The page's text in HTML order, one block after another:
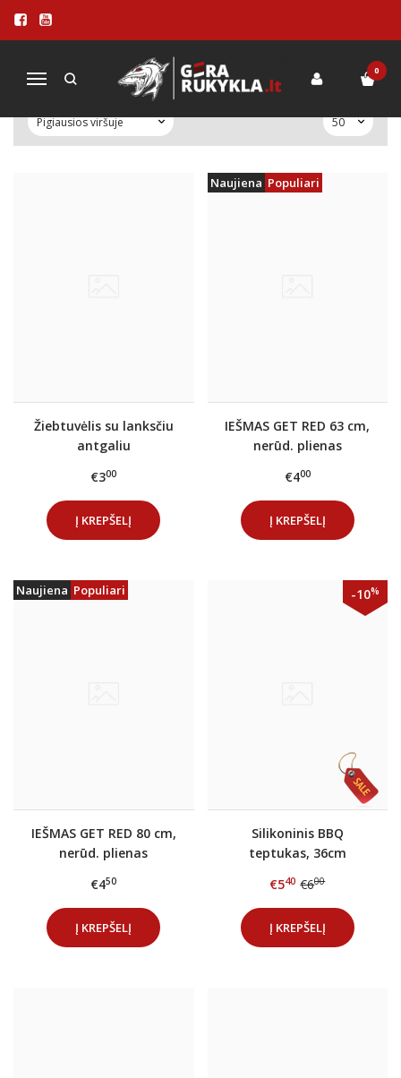
Navigacija
0
PREKIŲ PAIEŠKA - RED
Prekių paieška
Žiebtuvėlis su lanksčiu
antgaliu
€300
Į KREPŠELĮ
Naujiena Populiari
IEŠMAS GET RED 63 cm,
nerūd. plienas
€400
Į KREPŠELĮ
Naujiena Populiari
IEŠMAS GET RED 80 cm,
nerūd. plienas
€450
Į KREPŠELĮ
-10%
Silikoninis BBQ
teptukas, 36cm
€540 €600
Į KREPŠELĮ